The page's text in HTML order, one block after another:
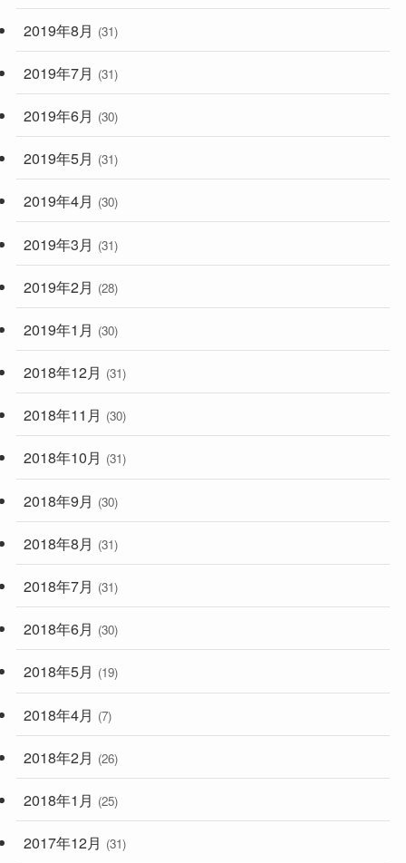
2019年8月 (31)
2019年7月 (31)
2019年6月 (30)
2019年5月 (31)
2019年4月 (30)
2019年3月 (31)
2019年2月 (28)
2019年1月 (30)
2018年12月 (31)
2018年11月 (30)
2018年10月 (31)
2018年9月 (30)
2018年8月 (31)
2018年7月 (31)
2018年6月 (30)
2018年5月 (19)
2018年4月 (7)
2018年2月 (26)
2018年1月 (25)
2017年12月 (31)